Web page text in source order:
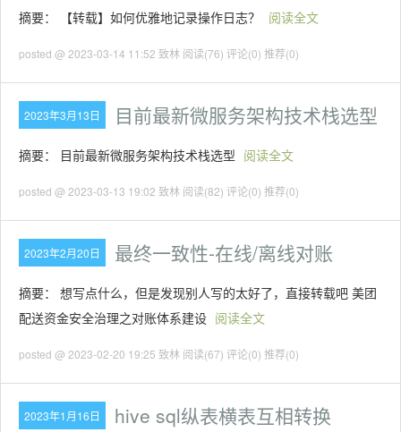
摘要： 【转载】如何优雅地记录操作日志？ 阅读全文
posted @ 2023-03-14 11:52 致林 阅读(76) 评论(0) 推荐(0)
2023年3月13日 目前最新微服务架构技术栈选型
摘要： 目前最新微服务架构技术栈选型 阅读全文
posted @ 2023-03-13 19:02 致林 阅读(82) 评论(0) 推荐(0)
2023年2月20日 最终一致性-在线/离线对账
摘要： 想写点什么，但是发现别人写的太好了，直接转载吧 美团
配送资金安全治理之对账体系建设 阅读全文
posted @ 2023-02-20 19:25 致林 阅读(67) 评论(0) 推荐(0)
2023年1月16日 hive sql纵表横表互相转换